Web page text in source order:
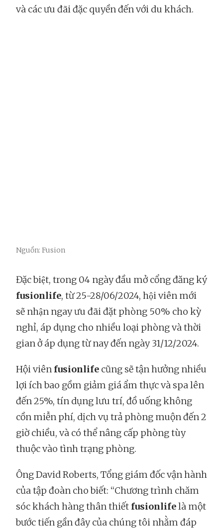
và các ưu đãi đặc quyền đến với du khách.
Nguồn: Fusion
Đặc biệt, trong 04 ngày đầu mở cổng đăng ký
fusionlife, từ 25-28/06/2024, hội viên mới
sẽ nhận ngay ưu đãi đặt phòng 50% cho kỳ
nghỉ, áp dụng cho nhiều loại phòng và thời
gian ở áp dụng từ nay đến ngày 31/12/2024.
Hội viên fusionlife cũng sẽ tận hưởng nhiều
lợi ích bao gồm giảm giá ẩm thực và spa lên
đến 25%, tín dụng lưu trí, đồ uống không
cồn miễn phí, dịch vụ trả phòng muộn đến 2
giờ chiều, và có thể nâng cấp phòng tùy
thuộc vào tình trạng phòng.
Ông David Roberts, Tổng giám đốc vận hành
của tập đoàn cho biết: “Chương trình chăm
sóc khách hàng thân thiết fusionlifelà một
bước tiến gần đây của chúng tôi nhằm đáp